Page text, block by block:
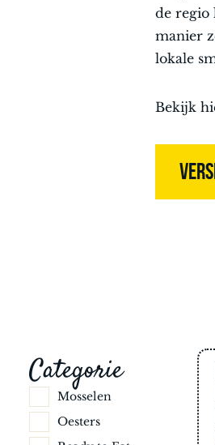
de regio
manier
lokale
Bekijk
Categorie
Mosselen
Oesters